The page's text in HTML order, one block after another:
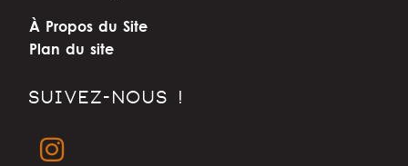
À Propos du Site
Plan du site
SUIVEZ-NOUS !